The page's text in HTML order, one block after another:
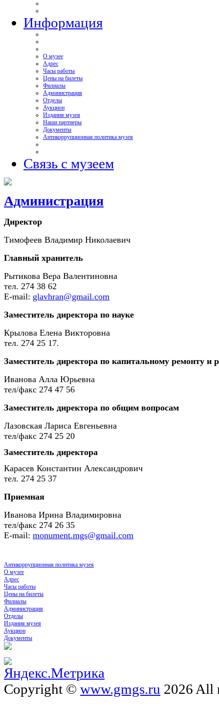
Информация
О музее
Адрес
Часы работы
Цены на билеты
Филиалы
Администрация
Отделы
Аукцион
Издания музея
Наши партнеры
Документы
Антикоррупционная политика музея
Связь с музеем
Администрация
Директор
Тимофеев Владимир Николаевич
Главный хранитель
Рытикова Вера Валентиновна
тел. 274 38 62
E-mail: glavhran@gmail.com
Заместитель директора по науке
Крылова Елена Викторовна
тел. 274 25 17.
Заместитель директора по капитальному ремонту и
Иванова Алла Юрьевна
тел/факс 274 47 56
Заместитель директора по общим вопросам
Лазовская Лариса Евгеньевна
тел/факc 274 25 20
Заместитель директора
Карасев Константин Александрович
тел. 274 25 37
Приемная
Иванова Ирина Владимировна
тел/факc 274 26 35
E-mail: monument.mgs@gmail.com
Антикоррупционная политика музея
О музее
Адрес
Часы работы
Цены на билеты
Филиалы
Администрация
Отделы
Издания музея
Аукцион
Документы
Copyright © www.gmgs.ru 2026 All